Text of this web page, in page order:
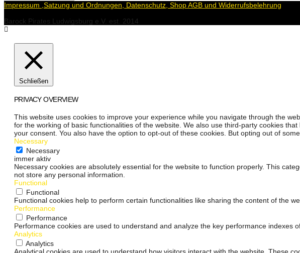
Impressum ,Satzung und Ordnungen, Datenschutz, Shop AGB und Widerrufsbelehrung
Barock Pirates Ludwigsburg e.V. est. 2014
Schließen
PRIVACY OVERVIEW
This website uses cookies to improve your experience while you navigate through the
for the working of basic functionalities of the website. We also use third-party cookies
your consent. You also have the option to opt-out of these cookies. But opting out of
Necessary
Necessary
immer aktiv
Necessary cookies are absolutely essential for the website to function properly. This
not store any personal information.
Functional
Functional
Functional cookies help to perform certain functionalities like sharing the content of the
Performance
Performance
Performance cookies are used to understand and analyze the key performance indexes
Analytics
Analytics